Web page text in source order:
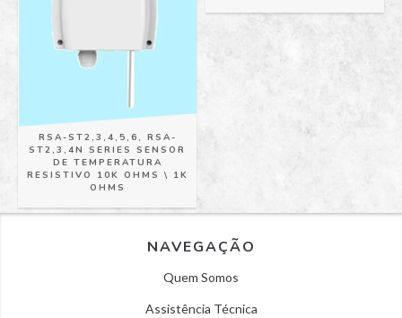
RSA-ST2,3,4,5,6, RSA-
ST2,3,4N SERIES SENSOR
DE TEMPERATURA
RESISTIVO 10K OHMS \ 1K
OHMS
NAVEGAÇÃO
Quem Somos
Assistência Técnica